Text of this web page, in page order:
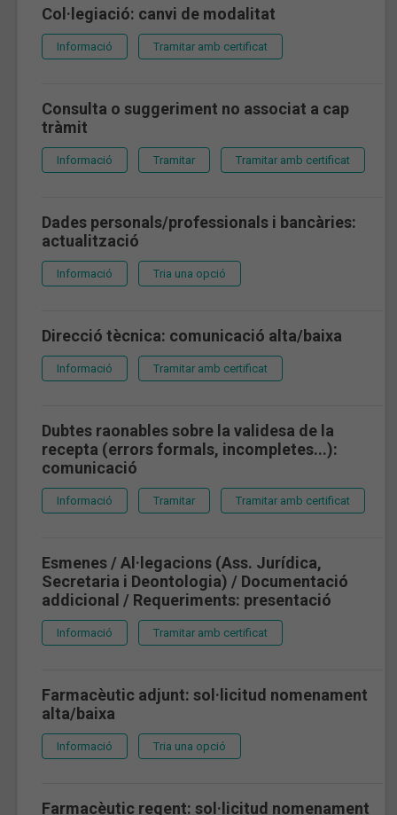
Col·legiació: canvi de modalitat
Informació Tramitar amb certificat
Consulta o suggeriment no associat a cap
tràmit
Informació Tramitar Tramitar amb certificat
Dades personals/professionals i bancàries:
actualització
Informació Tria una opció
Direcció tècnica: comunicació alta/baixa
Informació Tramitar amb certificat
Dubtes raonables sobre la validesa de la
recepta (errors formals, incompletes...):
comunicació
Informació Tramitar Tramitar amb certificat
Esmenes / Al·legacions (Ass. Jurídica,
Secretaria i Deontologia) / Documentació
addicional / Requeriments: presentació
Informació Tramitar amb certificat
Farmacèutic adjunt: sol·licitud nomenament
alta/baixa
Informació Tria una opció
Farmacèutic regent: sol·licitud nomenament